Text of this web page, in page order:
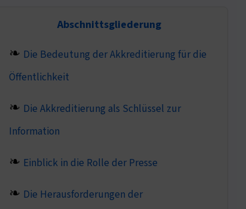
Abschnittsgliederung
Die Bedeutung der Akkreditierung für die
Öffentlichkeit
Die Akkreditierung als Schlüssel zur
Information
Einblick in die Rolle der Presse
Die Herausforderungen der